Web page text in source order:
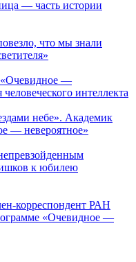
— часть истории
что мы знали
—
интеллекта
небе». Академик
— невероятное»
к юбилею
корреспондент РАН
«Очевидное —